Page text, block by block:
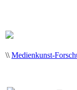
\\ Medienkunst-